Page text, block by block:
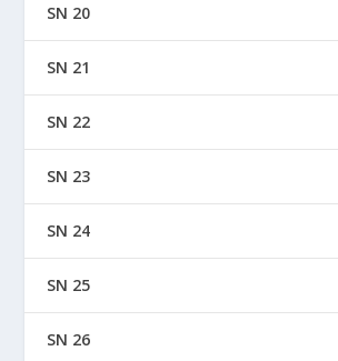
SN 20
SN 21
SN 22
SN 23
SN 24
SN 25
SN 26